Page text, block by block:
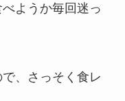
ようか毎回迷っ
、さっそく食レ